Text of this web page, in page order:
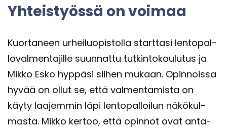
Yh­teis­työs­sä on voi­maa
Kuor­ta­neen ur­hei­luo­pis­tol­la start­ta­si len­to­pal­
lo­val­men­ta­jil­le suun­nat­tu tut­kin­to­kou­lu­tus ja
Mikko Esko hyp­pä­si sii­hen mu­kaan. Opin­nois­sa
hyvää on ollut se, että val­men­ta­mis­ta on
käyty laa­jem­min läpi len­to­pal­loi­lun nä­kö­kul­
mas­ta. Mikko ker­too, että opin­not ovat an­ta­